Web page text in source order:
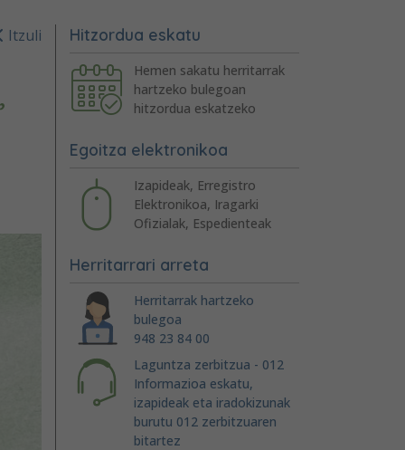
Itzuli Hitzordua eskatu
Hemen sakatu herritarrak
hartzeko bulegoan
hitzordua eskatzeko
Egoitza elektronikoa
Izapideak, Erregistro
Elektronikoa, Iragarki
Ofizialak, Espedienteak
Herritarrari arreta
Herritarrak hartzeko
bulegoa
948 23 84 00
Laguntza zerbitzua - 012
Informazioa eskatu,
izapideak eta iradokizunak
burutu 012 zerbitzuaren
bitartez